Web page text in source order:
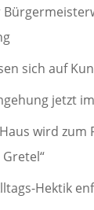
sich auf
jetzt
wird zum
Hektik